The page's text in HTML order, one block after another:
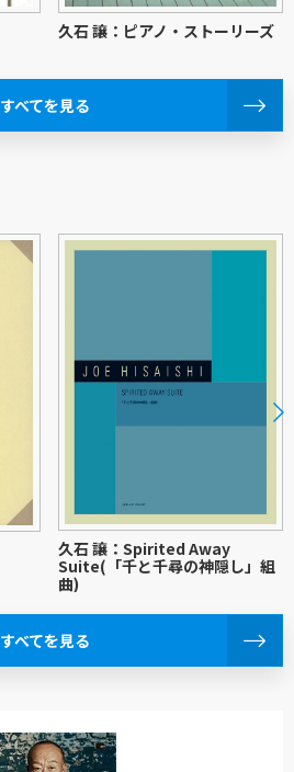
久石 譲：ピアノ・ストーリーズ
すべてを見る
久石 譲：Spirited Away
Suite(「千と千尋の神隠し」組
曲)
すべてを見る